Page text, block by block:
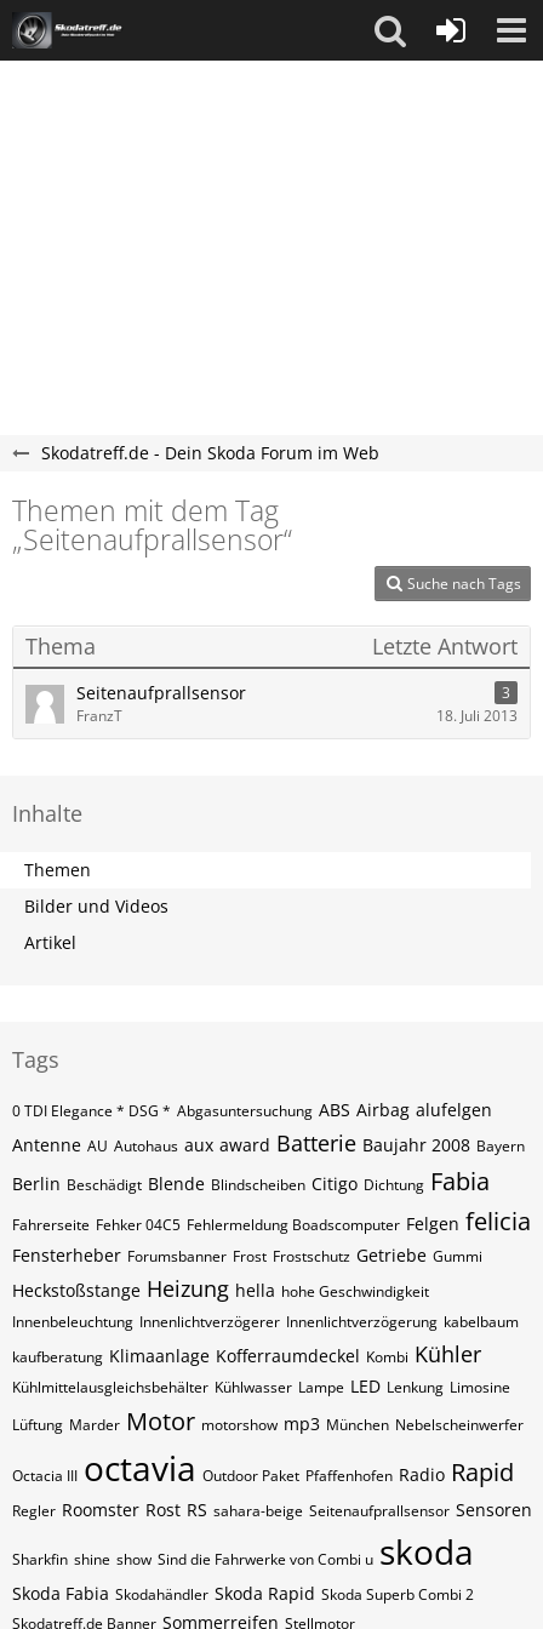
Skodatreff.de - Dein Skoda Forum im Web
Themen mit dem Tag
„Seitenaufprallsensor“
Suche nach Tags
Thema Letzte Antwort
Seitenaufprallsensor
3
FranzT
18. Juli 2013
Inhalte
Themen
Bilder und Videos
Artikel
Tags
0 TDI Elegance * DSG * Abgasuntersuchung ABS Airbag alufelgen
Antenne AU Autohaus aux award Batterie Baujahr 2008 Bayern
Berlin Beschädigt Blende Blindscheiben Citigo Dichtung Fabia
Fahrerseite Fehker 04C5 Fehlermeldung Boadscomputer Felgen felicia
Fensterheber Forumsbanner Frost Frostschutz Getriebe Gummi
Heckstoßstange Heizung hella hohe Geschwindigkeit
Innenbeleuchtung Innenlichtverzögerer Innenlichtverzögerung kabelbaum
kaufberatung Klimaanlage Kofferraumdeckel Kombi Kühler
Kühlmittelausgleichsbehälter Kühlwasser Lampe LED Lenkung Limosine
Lüftung Marder Motor motorshow mp3 München Nebelscheinwerfer
Octacia III octavia Outdoor Paket Pfaffenhofen Radio Rapid
Regler Roomster Rost RS sahara-beige Seitenaufprallsensor Sensoren
Sharkfin shine show Sind die Fahrwerke von Combi u skoda
Skoda Fabia Skodahändler Skoda Rapid Skoda Superb Combi 2
Skodatreff.de Banner Sommerreifen Stellmotor